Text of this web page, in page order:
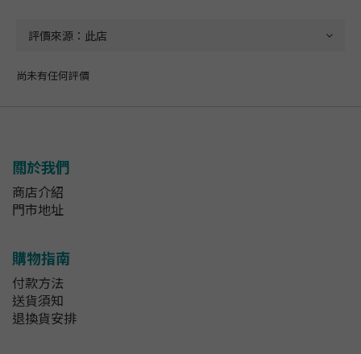
尚未有任何評價
關於我們
商店介紹
門市地址
購物指南
付款方法
送貨須知
退換貨安排